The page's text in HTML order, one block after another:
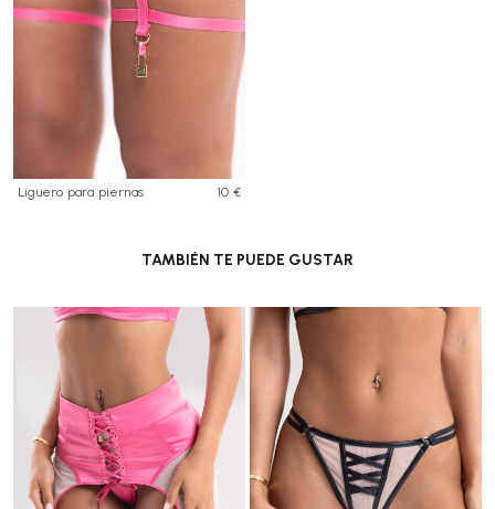
Liguero para piernas 10 €
TAMBIÉN TE PUEDE GUSTAR